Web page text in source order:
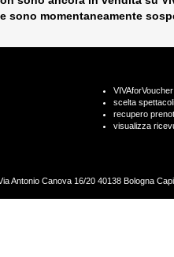
sono momentaneamente
VIVAforVoucher
scelta
recupero
visualizza
Antonio Canova 16/20 40138 Bologna